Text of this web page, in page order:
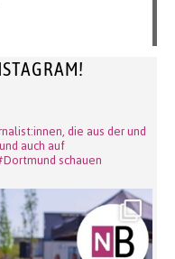
die aus der und
auch auf
schauen